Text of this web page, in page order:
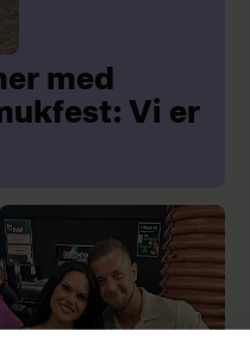
med
Vi er